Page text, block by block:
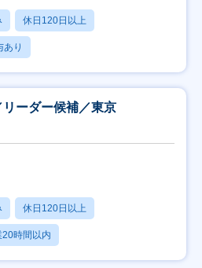
休日120日以上
あり
ーダー候補／東京
休日120日以上
20時間以内